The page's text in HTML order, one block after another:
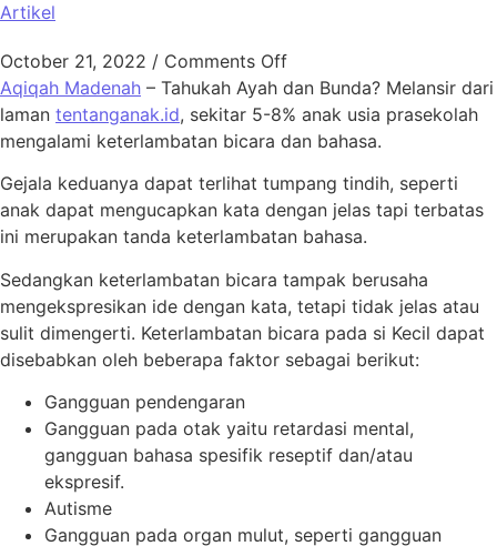
Artikel
October 21, 2022 / Comments Off
Aqiqah Madenah – Tahukah Ayah dan Bunda? Melansir dari
laman tentanganak.id, sekitar 5-8% anak usia prasekolah
mengalami keterlambatan bicara dan bahasa.
Gejala keduanya dapat terlihat tumpang tindih, seperti
anak dapat mengucapkan kata dengan jelas tapi terbatas
ini merupakan tanda keterlambatan bahasa.
Sedangkan keterlambatan bicara tampak berusaha
mengekspresikan ide dengan kata, tetapi tidak jelas atau
sulit dimengerti. Keterlambatan bicara pada si Kecil dapat
disebabkan oleh beberapa faktor sebagai berikut:
Gangguan pendengaran
Gangguan pada otak yaitu retardasi mental,
gangguan bahasa spesifik reseptif dan/atau
ekspresif.
Autisme
Gangguan pada organ mulut, seperti gangguan